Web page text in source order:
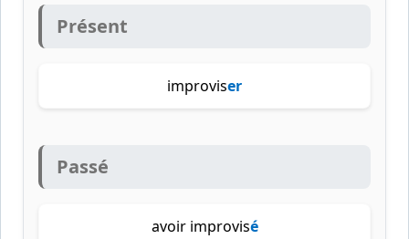
Présent
improviser
Passé
avoir improvisé